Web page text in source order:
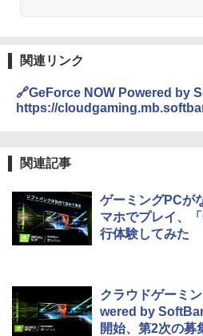
関連リンク
🔗GeForce NOW Powered by
https://
関連記事
ゲーミングPCが
マホでプレイ、
行体験してみた
クラウドゲーミ
wered by
開始、第2次の募